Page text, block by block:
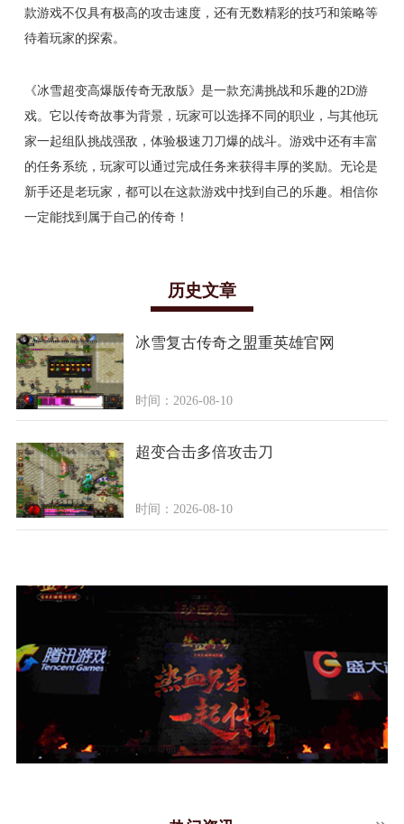
款游戏不仅具有极高的攻击速度，还有无数精彩的技巧和策略等
待着玩家的探索。
《冰雪超变高爆版传奇无敌版》是一款充满挑战和乐趣的2D游
戏。它以传奇故事为背景，玩家可以选择不同的职业，与其他玩
家一起组队挑战强敌，体验极速刀刀爆的战斗。游戏中还有丰富
的任务系统，玩家可以通过完成任务来获得丰厚的奖励。无论是
新手还是老玩家，都可以在这款游戏中找到自己的乐趣。相信你
一定能找到属于自己的传奇！
历史文章
冰雪复古传奇之盟重英雄官网
时间：2026-08-10
超变合击多倍攻击刀
时间：2026-08-10